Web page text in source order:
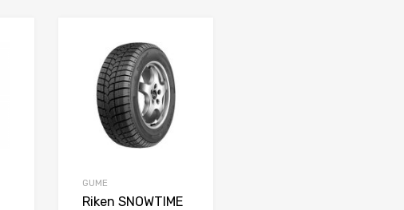
Dodaj na listu želja
GUME
Riken SNOWTIME